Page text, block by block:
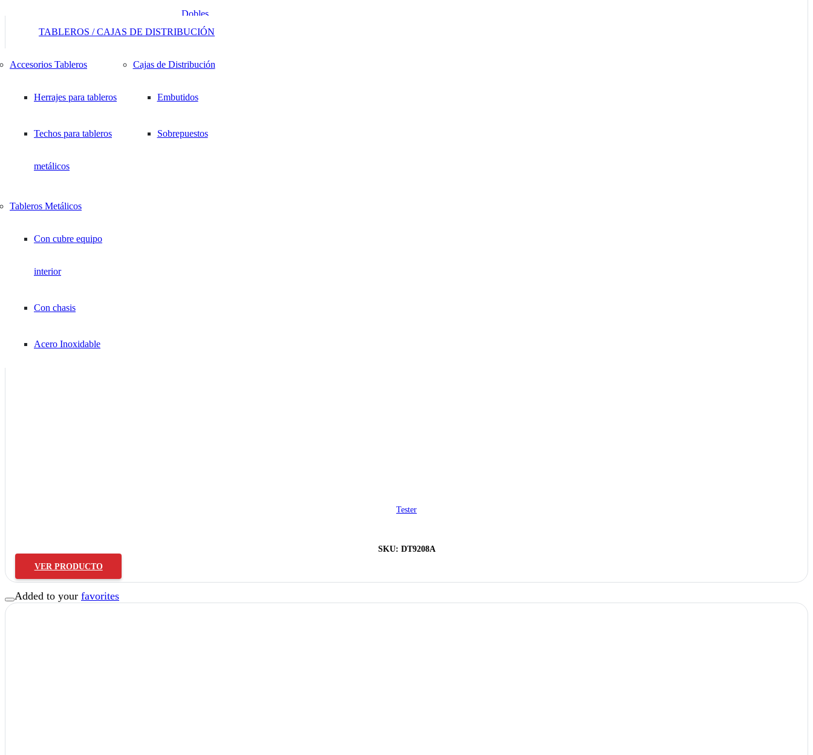
Dobles
Mangas TC / Marca Cables
TABLEROS / CAJAS DE DISTRIBUCIÓN
Accesorios Tableros
Herrajes para tableros
Techos para tableros
metálicos
Cajas de Distribución
Embutidos
Sobrepuestos
Tableros Metálicos
Con cubre equipo
interior
Con chasis
Acero Inoxidable
Tester
SKU: DT9208A
VER PRODUCTO
Added to your favorites